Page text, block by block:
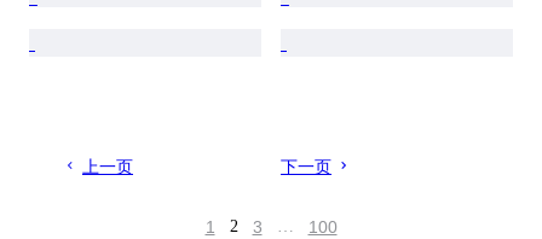
上一页 下一页
1 2 3 … 100